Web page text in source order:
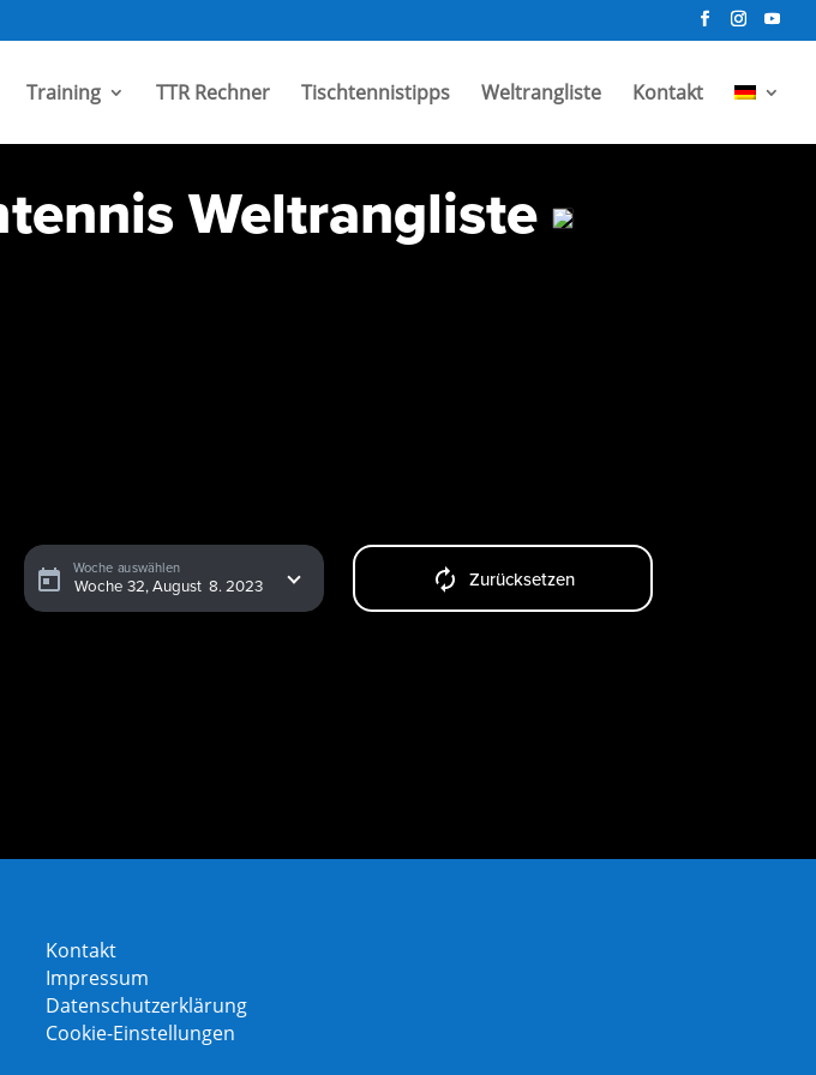
Training TTR Rechner Tischtennistipps Weltrangliste Kontakt
Weltrangliste
Woche auswählen
Zurücksetzen
Kontakt
Impressum
Datenschutzerklärung
Cookie-Einstellungen